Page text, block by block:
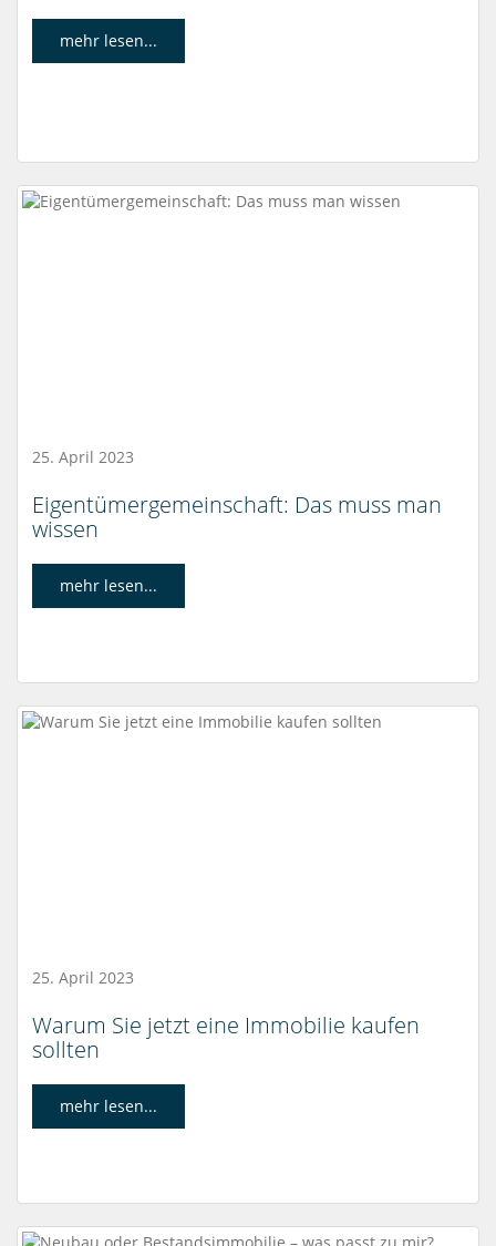
mehr lesen...
25. April 2023
Eigentümergemeinschaft: Das muss man
wissen
mehr lesen...
25. April 2023
Warum Sie jetzt eine Immobilie kaufen
sollten
mehr lesen...